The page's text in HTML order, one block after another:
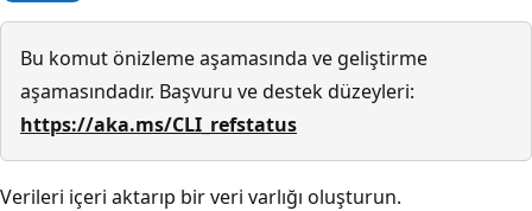
Bu komut önizleme aşamasında ve geliştirme
aşamasındadır. Başvuru ve destek düzeyleri:
https://aka.ms/CLI_refstatus
Verileri içeri aktarıp bir veri varlığı oluşturun.